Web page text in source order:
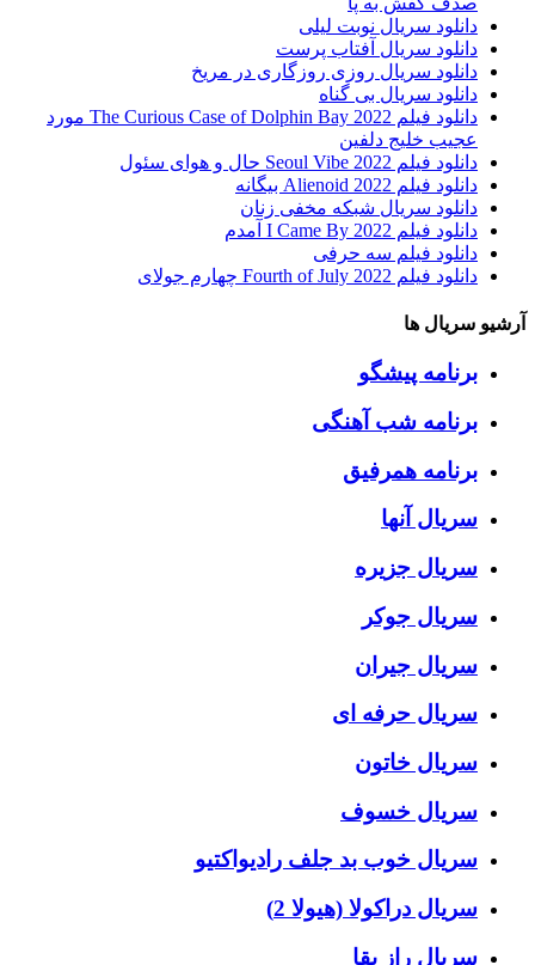
دانلود سریال نوبت لیلی
دانلود سریال آفتاب پرست
دانلود سریال روزی روزگاری در مریخ
دانلود سریال بی گناه
دانلود فیلم The Curious Case of Dolphin Bay 2022 مورد
عجیب خلیج دلفین
دانلود فیلم Seoul Vibe 2022 حال و هوای سئول
دانلود فیلم Alienoid 2022 بیگانه
دانلود سریال شبکه مخفی زنان
دانلود فیلم I Came By 2022 آمدم
دانلود فیلم سه حرفی
دانلود فیلم Fourth of July 2022 چهارم جولای
آرشیو سریال ها
برنامه پیشگو
برنامه شب آهنگی
برنامه همرفیق
سریال آنها
سریال جزیره
سریال جوکر
سریال جیران
سریال حرفه ای
سریال خاتون
سریال خسوف
سریال خوب بد جلف رادیواکتیو
سریال دراکولا (هیولا 2)
سریال راز بقا